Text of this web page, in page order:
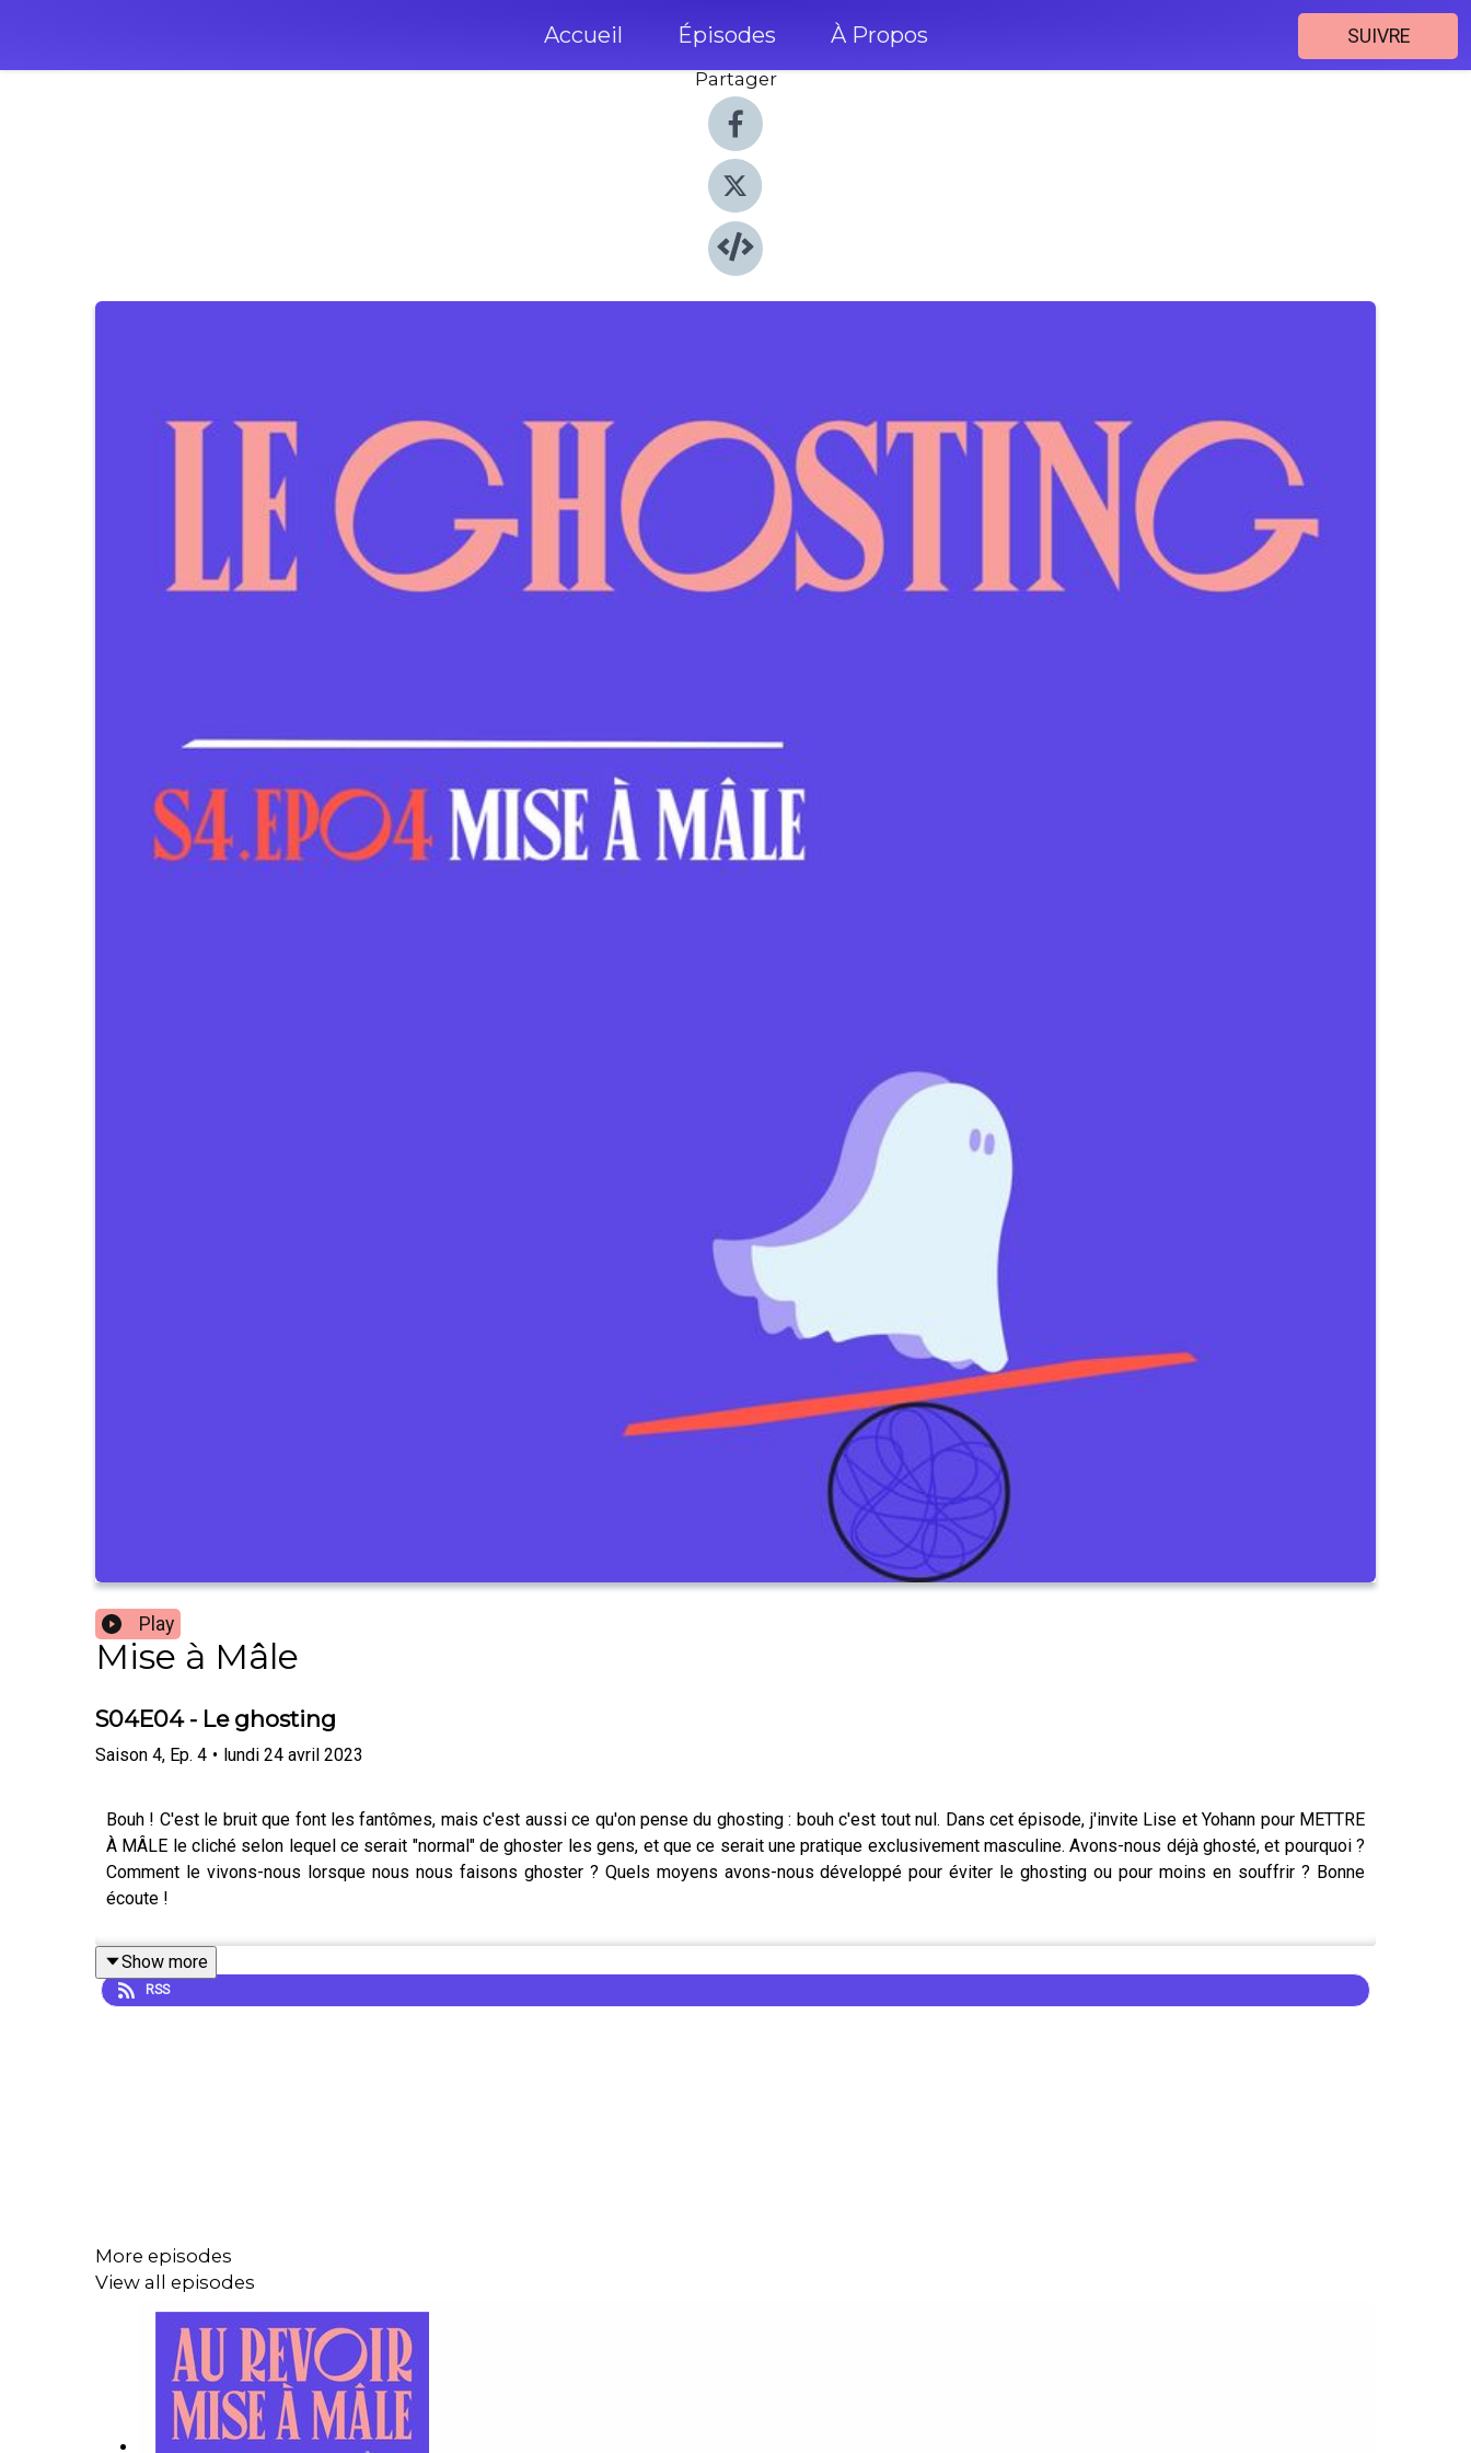
Accueil Épisodes À Propos
SUIVRE
Partager
Play
Mise à Mâle
S04E04 - Le ghosting
Saison 4, Ep. 4 • lundi 24 avril 2023
Bouh ! C'est le bruit que font les fantômes, mais c'est aussi ce qu'on pense du ghosting : bouh c'est tout nul. Dans cet épisode, j'invite Lise et Yohann pour METTRE
À MÂLE le cliché selon lequel ce serait "normal" de ghoster les gens, et que ce serait une pratique exclusivement masculine. Avons-nous déjà ghosté, et pourquoi ?
Comment le vivons-nous lorsque nous nous faisons ghoster ? Quels moyens avons-nous développé pour éviter le ghosting ou pour moins en souffrir ? Bonne
écoute !
Show more
RSS
More episodes
View all episodes